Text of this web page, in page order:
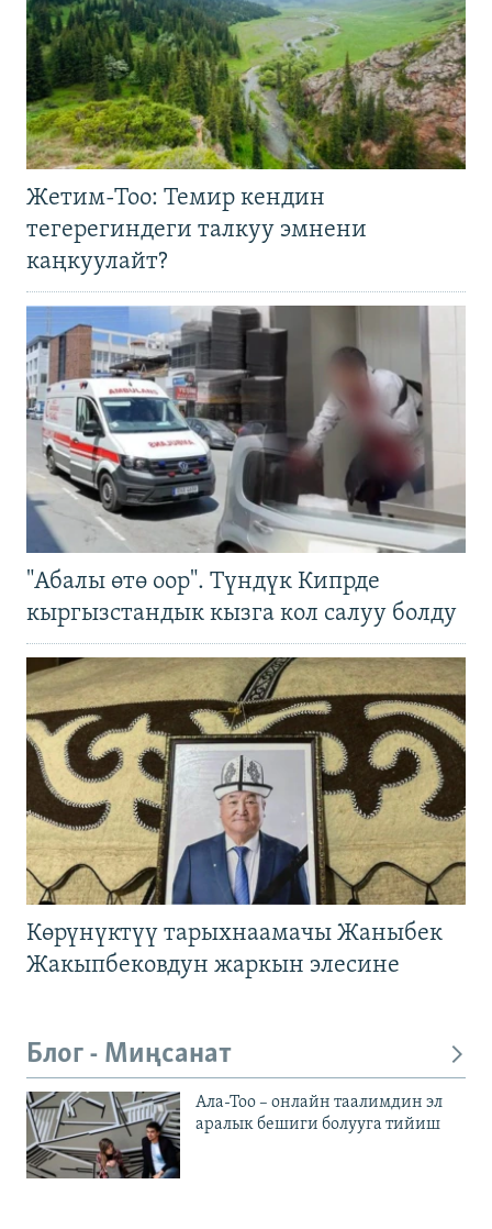
Жетим-Тоо: Темир кендин
тегерегиндеги талкуу эмнени
каңкуулайт?
"Абалы өтө оор". Түндүк Кипрде
кыргызстандык кызга кол салуу болду
Көрүнүктүү тарыхнаамачы Жаныбек
Жакыпбековдун жаркын элесине
Блог - Миңсанат
Ала-Тоо – онлайн таалимдин эл
аралык бешиги болууга тийиш